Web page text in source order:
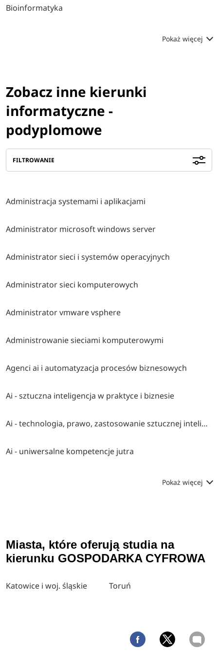
Bioinformatyka
Pokaż więcej
Zobacz inne kierunki
informatyczne -
podyplomowe
FILTROWANIE
Administracja systemami i aplikacjami
Administrator microsoft windows server
Administrator sieci i systemów operacyjnych
Administrator sieci komputerowych
Administrator vmware vsphere
Administrowanie sieciami komputerowymi
Agenci ai i automatyzacja procesów biznesowych
Ai - sztuczna inteligencja w praktyce i biznesie
Ai - technologia, prawo, zastosowanie sztucznej inteligencji
Ai - uniwersalne kompetencje jutra
Pokaż więcej
Miasta, które oferują studia na
kierunku GOSPODARKA CYFROWA
Katowice i woj. śląskie Toruń